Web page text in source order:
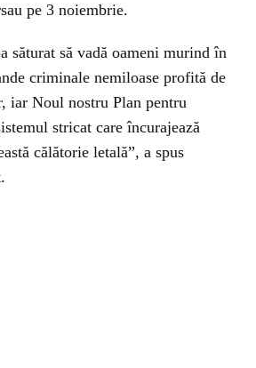
pe 3 noiembrie.
săturat să vadă oameni murind în
criminale nemiloase profită de
iar Noul nostru Plan pentru
stricat care încurajează
călătorie letală”, a spus